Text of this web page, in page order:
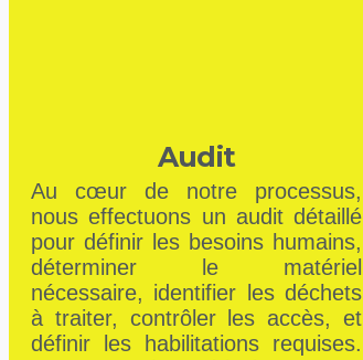
Audit
Au cœur de notre processus,
nous effectuons un audit détaillé
pour définir les besoins humains,
déterminer le matériel
nécessaire, identifier les déchets
à traiter, contrôler les accès, et
définir les habilitations requises.